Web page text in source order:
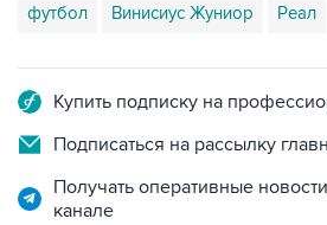
футбол Винисиус Жуниор Реал
Купить подписку на
Подписаться на рассылку
Получать оперативные
канале